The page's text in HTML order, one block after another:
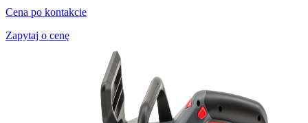
Cena po kontakcie
Zapytaj o cenę